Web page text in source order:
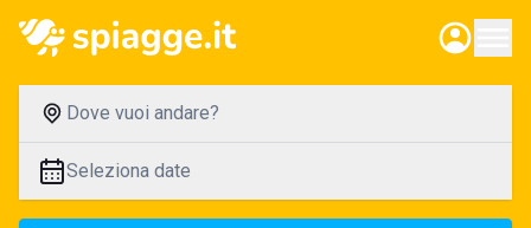
Dove vuoi andare?
Seleziona date